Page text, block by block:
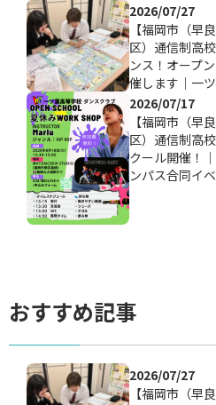
2026/07/27
【福岡市（早
区）通信制高
ンス！オープ
催します｜一
2026/07/17
【福岡市（早
区）通信制高
クール開催！
ンパス合同イ
おすすめ記事
2026/07/27
【福岡市（早